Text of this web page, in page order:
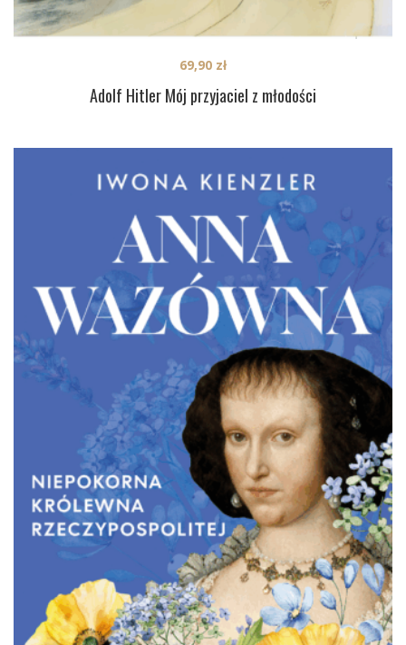
Adolf Hitler Mój przyjaciel z młodości
69,90 zł